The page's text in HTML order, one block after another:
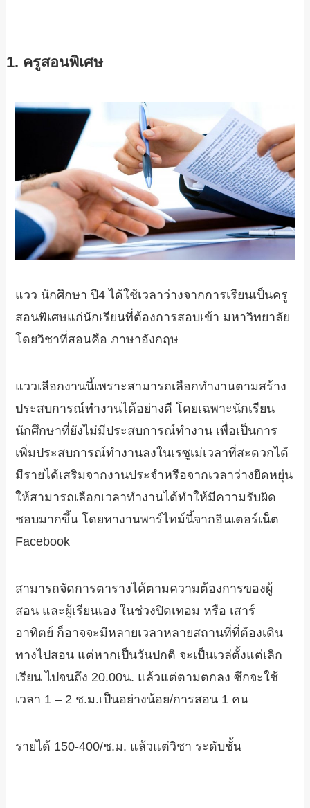
1. ครูสอนพิเศษ
แวว นักศึกษา ปี4 ได้ใช้เวลาว่างจากการเรียนเป็นครู
สอนพิเศษแก่นักเรียนที่ต้องการสอบเข้า มหาวิทยาลัย
โดยวิชาที่สอนคือ ภาษาอังกฤษ
แววเลือกงานนี้เพราะสามารถเลือกทำงานตามสร้าง
ประสบการณ์ทำงานได้อย่างดี โดยเฉพาะนักเรียน
นักศึกษาที่ยังไม่มีประสบการณ์ทำงาน เพื่อเป็นการ
เพิ่มประสบการณ์ทำงานลงในเรซูเม่เวลาที่สะดวกได้
มีรายได้เสริมจากงานประจำหรือจากเวลาว่างยืดหยุ่น
ให้สามารถเลือกเวลาทำงานได้ทำให้มีความรับผิด
ชอบมากขึ้น โดยหางานพาร์ไทม์นี้จากอินเตอร์เน็ต
Facebook
สามารถจัดการตารางได้ตามความต้องการของผู้
สอน และผู้เรียนเอง ในช่วงปิดเทอม หรือ เสาร์
อาทิตย์ ก็อาจจะมีหลายเวลาหลายสถานที่ที่ต้องเดิน
ทางไปสอน แต่หากเป็นวันปกติ จะเป็นเวล่ตั้งแต่เลิก
เรียน ไปจนถึง 20.00น. แล้วแต่ตามตกลง ซึกจะใช้
เวลา 1 – 2 ช.ม.เป็นอย่างน้อย/การสอน 1 คน
รายได้ 150-400/ช.ม. แล้วแต่วิชา ระดับชั้น